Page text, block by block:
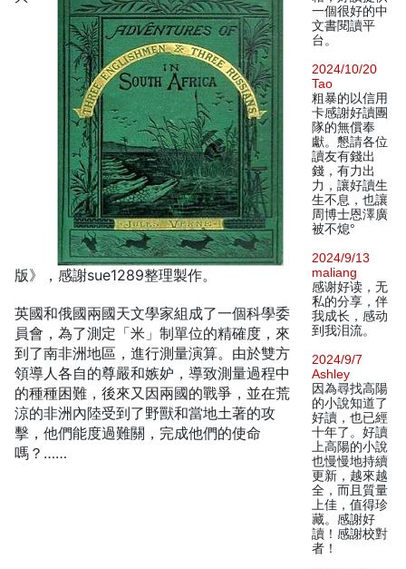
版》，感謝sue1289整理製作。
英國和俄國兩國天文學家組成了一個科學委
員會，為了測定「米」制單位的精確度，來
到了南非洲地區，進行測量演算。由於雙方
領導人各自的尊嚴和嫉妒，導致測量過程中
的種種困難，後來又因兩國的戰爭，並在荒
涼的非洲內陸受到了野獸和當地土著的攻
擊，他們能度過難關，完成他們的使命
嗎？……
一個很好的中
文書閱讀平
台。
2024/10/20
Tao
粗暴的以信用
卡感謝好讀團
隊的無償奉
獻。懇請各位
讀友有錢出
錢，有力出
力，讓好讀生
生不息，也讓
周博士恩澤廣
被不熄°
2024/9/13
maliang
感谢好读，无
私的分享，伴
我成长，感动
到我泪流。
2024/9/7
Ashley
因為尋找高陽
的小說知道了
好讀，也已經
十年了。好讀
上高陽的小說
也慢慢地持續
更新，越來越
全，而且質量
上佳，值得珍
藏。感謝好
讀！感謝校對
者！